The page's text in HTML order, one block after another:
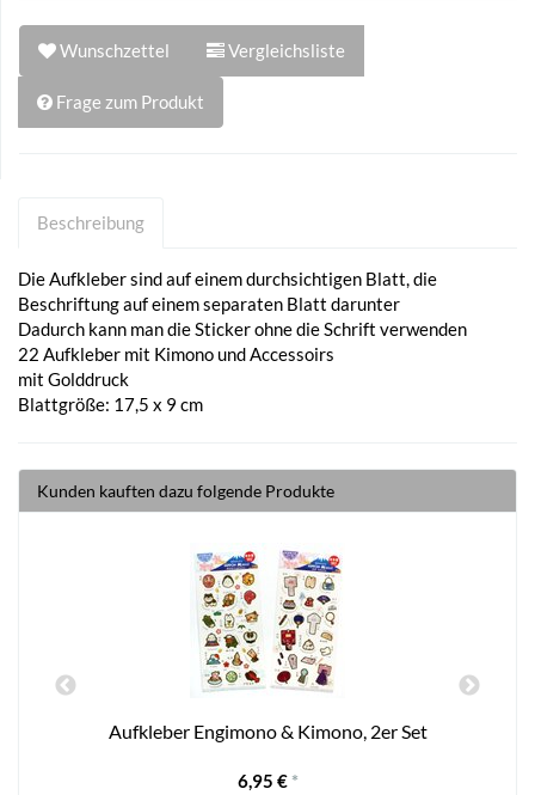
Wunschzettel Vergleichsliste
Frage zum Produkt
Beschreibung
Die Aufkleber sind auf einem durchsichtigen Blatt, die
Beschriftung auf einem separaten Blatt darunter
Dadurch kann man die Sticker ohne die Schrift verwenden
22 Aufkleber mit Kimono und Accessoirs
mit Golddruck
Blattgröße: 17,5 x 9 cm
Kunden kauften dazu folgende Produkte
Aufkleber Engimono & Kimono, 2er Set
6,95 € *